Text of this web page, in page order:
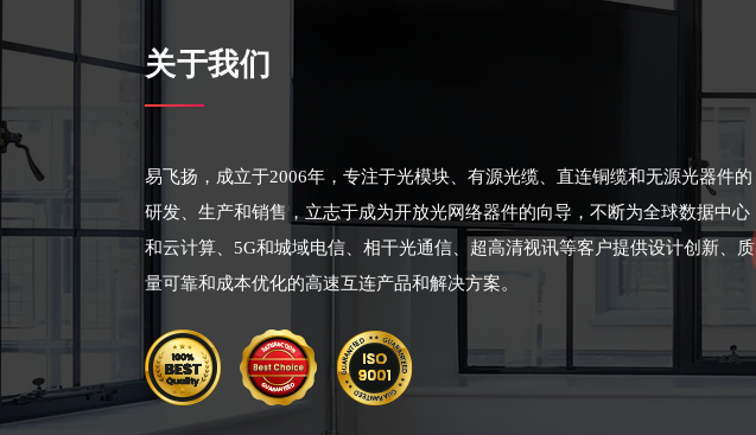
关于我们
易飞扬，成立于2006年，专注于光模块、有源光缆、直连铜缆和无源光器件的
研发、生产和销售，立志于成为开放光网络器件的向导，不断为全球数据中心
和云计算、5G和城域电信、相干光通信、超高清视讯等客户提供设计创新、质
量可靠和成本优化的高速互连产品和解决方案。